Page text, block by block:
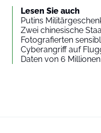
Lesen Sie auch
Putins
Zwei chinesische
Fotografierten
Cyberangriff auf
Daten von 6